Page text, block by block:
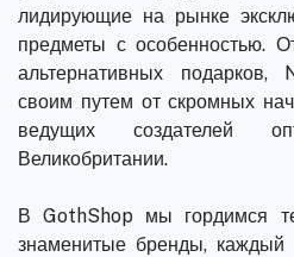
лидирующие на рынке
предметы с особенностью.
альтернативных подарков,
своим путем от скромных
ведущих создателей
Великобритании.
В GothShop мы гордимся
знаменитые бренды, каждый